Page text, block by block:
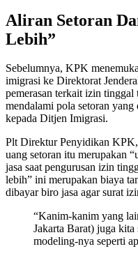
Aliran Setoran
Lebih”
Sebelumnya, KPK
imigrasi ke Direktorat
pemerasan terkait izin
mendalami pola setoran
kepada Ditjen Imigrasi.
Plt Direktur Penyidikan
uang setoran itu merupakan
jasa saat pengurusan izin
lebih” ini merupakan biaya
dibayar biro jasa agar surat
“Kanim-kanim yang
Jakarta Barat) juga
modeling-nya seperti